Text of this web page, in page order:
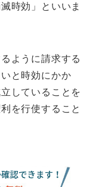
時効」といいま
ように請求する
と時効にかか
していることを
を行使すること